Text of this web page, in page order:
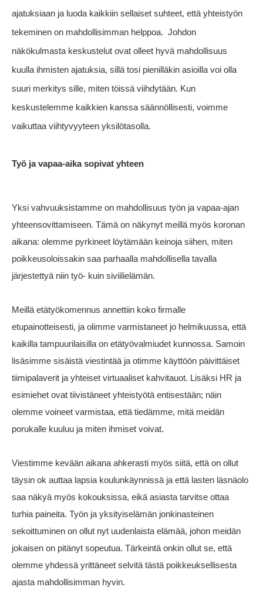
ajatuksiaan ja luoda kaikkiin sellaiset suhteet, että yhteistyön
tekeminen on mahdollisimman helppoa. Johdon
näkökulmasta keskustelut ovat olleet hyvä mahdollisuus
kuulla ihmisten ajatuksia, sillä tosi pienilläkin asioilla voi olla
suuri merkitys sille, miten töissä viihdytään. Kun
keskustelemme kaikkien kanssa säännöllisesti, voimme
vaikuttaa viihtyvyyteen yksilötasolla.
Työ ja vapaa-aika sopivat yhteen
Yksi vahvuuksistamme on mahdollisuus työn ja vapaa-ajan
yhteensovittamiseen. Tämä on näkynyt meillä myös koronan
aikana: olemme pyrkineet löytämään keinoja siihen, miten
poikkeusoloissakin saa parhaalla mahdollisella tavalla
järjestettyä niin työ- kuin siviilielämän.
Meillä etätyökomennus annettiin koko firmalle
etupainotteisesti, ja olimme varmistaneet jo helmikuussa, että
kaikilla tampuurilaisilla on etätyövalmiudet kunnossa. Samoin
lisäsimme sisäistä viestintää ja otimme käyttöön päivittäiset
tiimipalaverit ja yhteiset virtuaaliset kahvitauot. Lisäksi HR ja
esimiehet ovat tiivistäneet yhteistyötä entisestään; näin
olemme voineet varmistaa, että tiedämme, mitä meidän
porukalle kuuluu ja miten ihmiset voivat.
Viestimme kevään aikana ahkerasti myös siitä, että on ollut
täysin ok auttaa lapsia koulunkäynnissä ja että lasten läsnäolo
saa näkyä myös kokouksissa, eikä asiasta tarvitse ottaa
turhia paineita. Työn ja yksityiselämän jonkinasteinen
sekoittuminen on ollut nyt uudenlaista elämää, johon meidän
jokaisen on pitänyt sopeutua. Tärkeintä onkin ollut se, että
olemme yhdessä yrittäneet selvitä tästä poikkeuksellisesta
ajasta mahdollisimman hyvin.